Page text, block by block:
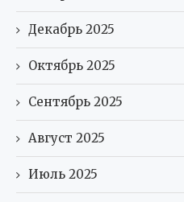
Декабрь 2025
Октябрь 2025
Сентябрь 2025
Август 2025
Июль 2025